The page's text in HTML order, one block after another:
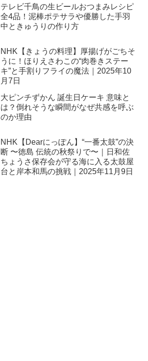
テレビ千鳥の生ビールおつまみレシピ
全4品！泥棒ポテサラや優勝した手羽
中ときゅうりの作り方
NHK【きょうの料理】厚揚げがごちそ
うに！ほりえさわこの“肉巻きステー
キ”と手割りフライの魔法｜2025年10
月7日
大ピンチずかん 誕生日ケーキ 意味と
は？倒れそうな瞬間がなぜ共感を呼ぶ
のか理由
NHK【Dearにっぽん】“一番太鼓”の決
断 〜徳島 伝統の秋祭りで〜｜日和佐
ちょうさ保存会が守る海に入る太鼓屋
台と岸本和馬の挑戦｜2025年11月9日